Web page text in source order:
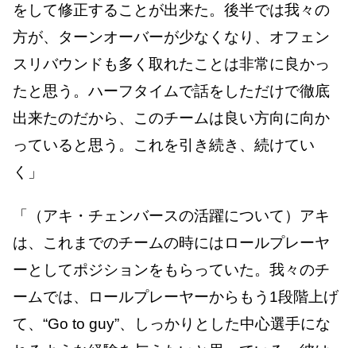
をして修正することが出来た。後半では我々の
方が、ターンオーバーが少なくなり、オフェン
スリバウンドも多く取れたことは非常に良かっ
たと思う。ハーフタイムで話をしただけで徹底
出来たのだから、このチームは良い方向に向か
っていると思う。これを引き続き、続けてい
く」
「（アキ・チェンバースの活躍について）アキ
は、これまでのチームの時にはロールプレーヤ
ーとしてポジションをもらっていた。我々のチ
ームでは、ロールプレーヤーからもう1段階上げ
て、“Go to guy”、しっかりとした中心選手にな